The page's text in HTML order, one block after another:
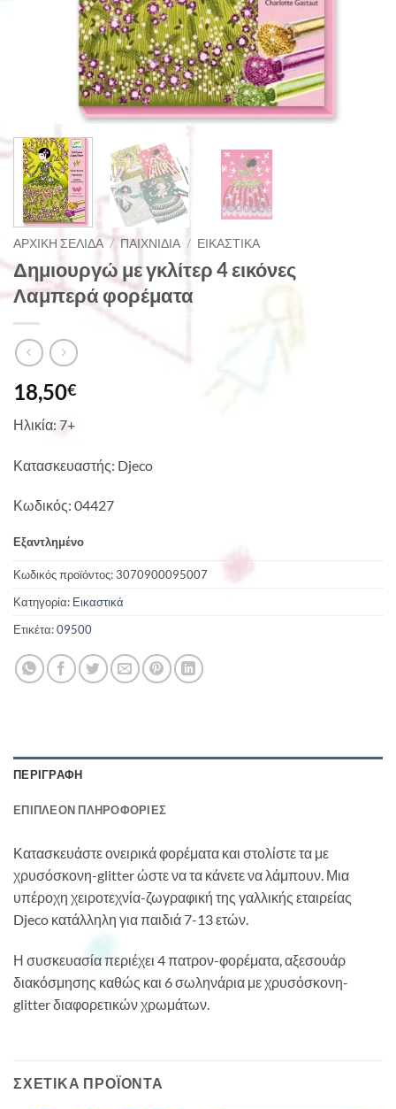
ΑΡΧΙΚΉ ΣΕΛΊΔΑ / ΠΑΙΧΝΊΔΙΑ / ΕΙΚΑΣΤΙΚΆ
Δημιουργώ με γκλίτερ 4 εικόνες
Λαμπερά φορέματα
18,50€
Ηλικία: 7+
Κατασκευαστής: Djeco
Κωδικός: 04427
Εξαντλημένο
Κωδικός προϊόντος:3070900095007
Κατηγορία: Εικαστικά
Ετικέτα:09500
ΠΕΡΙΓΡΑΦΉ
ΕΠΙΠΛΈΟΝ ΠΛΗΡΟΦΟΡΊΕΣ
Κατασκευάστε ονειρικά φορέματα και στολίστε τα με
χρυσόσκονη-glitter ώστε να τα κάνετε να λάμπουν. Μια
υπέροχη χειροτεχνία-ζωγραφική της γαλλικής εταιρείας
Djeco κατάλληλη για παιδιά 7-13 ετών.
Η συσκευασία περιέχει 4 πατρον-φορέματα, αξεσουάρ
διακόσμησης καθώς και 6 σωληνάρια με χρυσόσκονη-
glitter διαφορετικών χρωμάτων.
ΣΧΕΤΙΚΆ ΠΡΟΪΌΝΤΑ